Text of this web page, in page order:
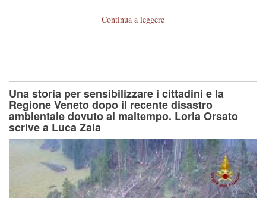
Continua a leggere
Una storia per sensibilizzare i cittadini e la
Regione Veneto dopo il recente disastro
ambientale dovuto al maltempo. Loria Orsato
scrive a Luca Zaia